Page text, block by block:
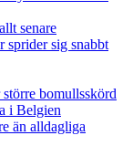
senare
sprider sig snabbt
bomullsskörd
i Belgien
än alldagliga